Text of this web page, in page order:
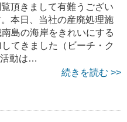
覧頂きまして有難うござい
。本日、当社の産廃処理施
島の海岸をきれいにする
てきました（ビーチ・ク
活動は…
続きを読む >>